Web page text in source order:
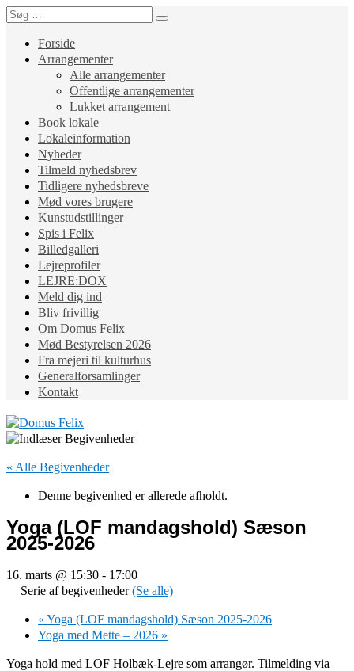
Forside
Arrangementer
Alle arrangementer
Offentlige arrangementer
Lukket arrangement
Book lokale
Lokaleinformation
Nyheder
Tilmeld nyhedsbrev
Tidligere nyhedsbreve
Mød vores brugere
Kunstudstillinger
Spis i Felix
Billedgalleri
Lejreprofiler
LEJRE:DOX
Meld dig ind
Bliv frivillig
Om Domus Felix
Mød Bestyrelsen 2026
Fra mejeri til kulturhus
Generalforsamlinger
Kontakt
« Alle Begivenheder
Denne begivenhed er allerede afholdt.
Yoga (LOF mandagshold) Sæson
2025-2026
16. marts @ 15:30 - 17:00
Serie af begivenheder(Se alle)
« Yoga (LOF mandagshold) Sæson 2025-2026
Yoga med Mette – 2026 »
Yoga hold med LOF Holbæk-Lejre som arrangør. Tilmelding via